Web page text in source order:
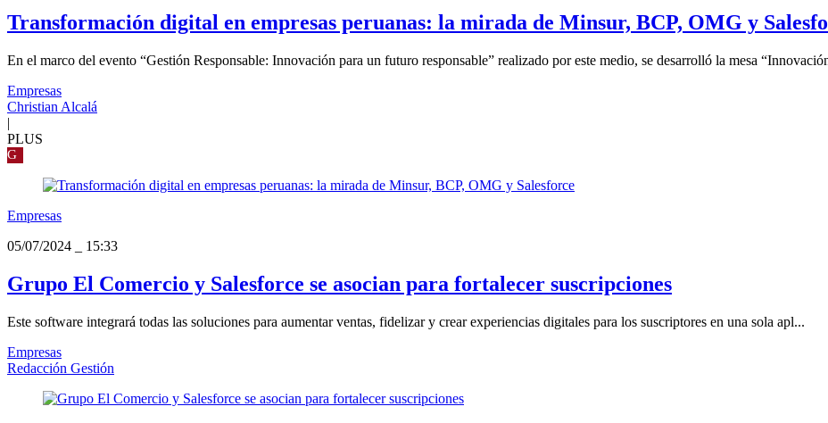
Transformación digital en empresas peruanas: la mirada de Minsur, BCP, OMG y
En el marco del evento “Gestión Responsable: Innovación para un futuro responsable” realizado por este medio, se desarrolló la mesa
Empresas
Christian Alcalá
|
PLUS
G
Empresas
05/07/2024
15:33
Grupo El Comercio y Salesforce se asocian para fortalecer suscripciones
Este software integrará todas las soluciones para aumentar ventas, fidelizar y crear experiencias digitales para los suscriptores en una sola apl...
Empresas
Redacción Gestión